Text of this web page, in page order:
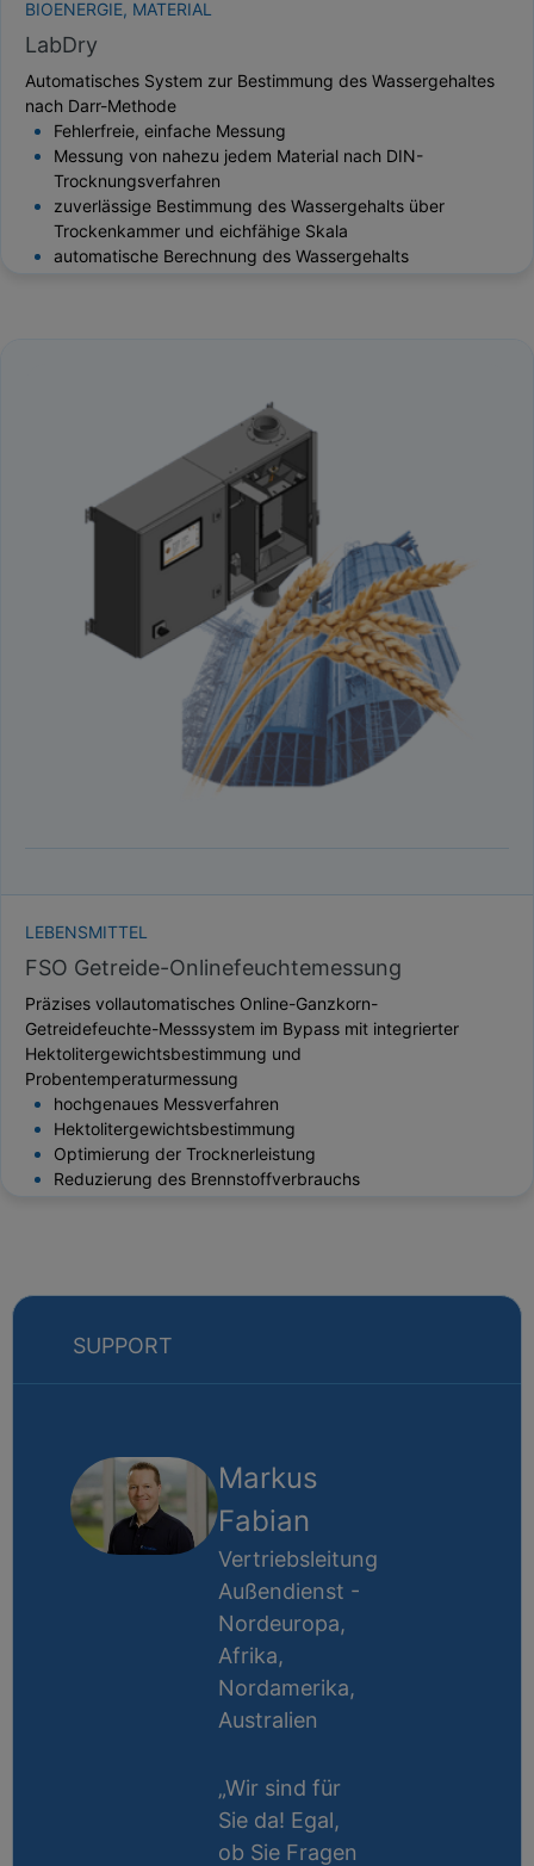
BIOENERGIE, MATERIAL
LabDry
Automatisches System zur Bestimmung des Wassergehaltes
nach Darr-Methode
Fehlerfreie, einfache Messung
Messung von nahezu jedem Material nach DIN-
Trocknungsverfahren
zuverlässige Bestimmung des Wassergehalts über
Trockenkammer und eichfähige Skala
automatische Berechnung des Wassergehalts
LEBENSMITTEL
FSO Getreide-Onlinefeuchtemessung
Präzises vollautomatisches Online-Ganzkorn-
Getreidefeuchte-Messsystem im Bypass mit integrierter
Hektolitergewichtsbestimmung und
Probentemperaturmessung
hochgenaues Messverfahren
Hektolitergewichtsbestimmung
Optimierung der Trocknerleistung
Reduzierung des Brennstoffverbrauchs
SUPPORT
Markus
Fabian
Vertriebsleitung
Außendienst -
Nordeuropa,
Afrika,
Nordamerika,
Australien
„Wir sind für
Sie da! Egal,
ob Sie Fragen